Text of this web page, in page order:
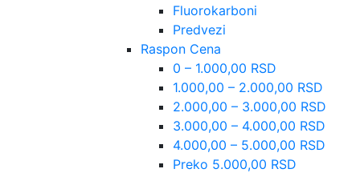
Fluorokarboni
Predvezi
Raspon Cena
0 – 1.000,00 RSD
1.000,00 – 2.000,00 RSD
2.000,00 – 3.000,00 RSD
3.000,00 – 4.000,00 RSD
4.000,00 – 5.000,00 RSD
Preko 5.000,00 RSD